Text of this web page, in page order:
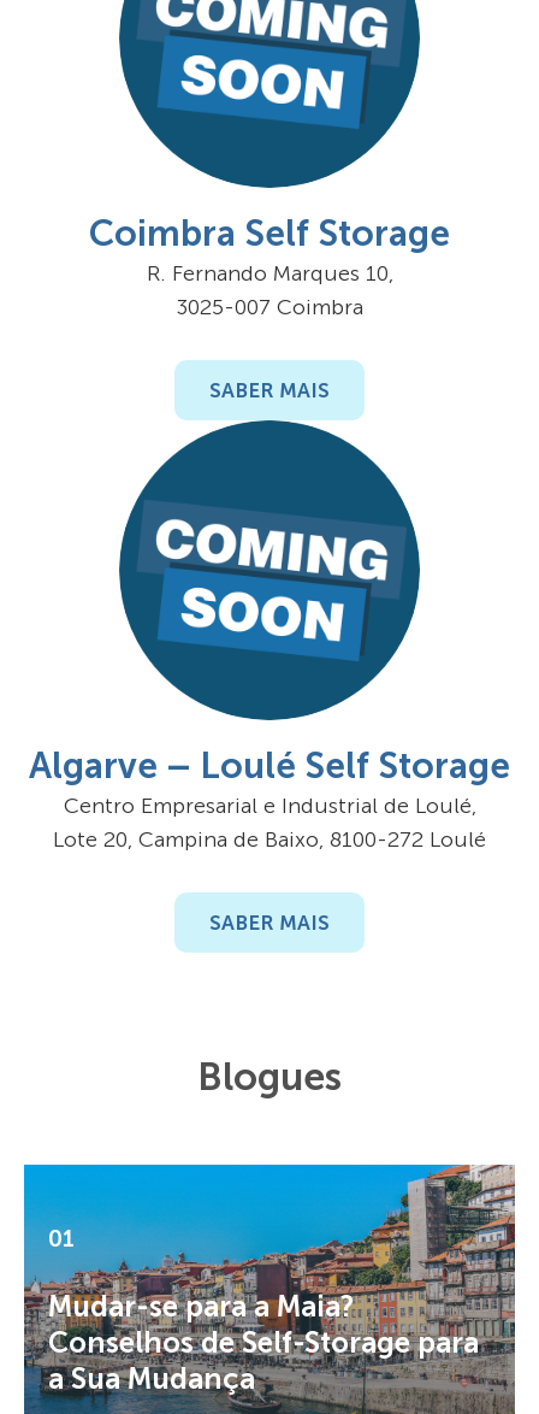
Coimbra Self Storage
R. Fernando Marques 10,
3025-007 Coimbra
SABER MAIS
Algarve – Loulé Self Storage
Centro Empresarial e Industrial de Loulé,
Lote 20, Campina de Baixo, 8100-272 Loulé
SABER MAIS
Blogues
01
Mudar-se para a Maia?
Conselhos de Self-Storage para
a Sua Mudança